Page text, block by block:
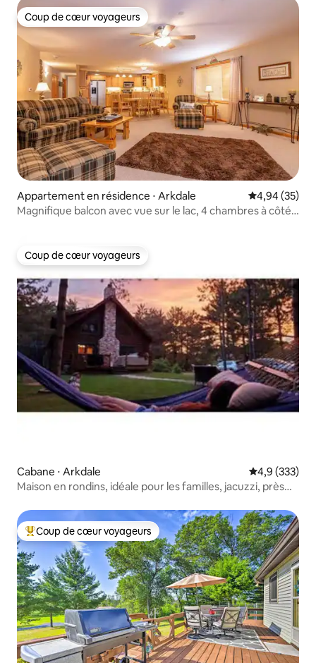
Coup de cœur voyageurs
Coup de cœur voyageurs
Appartement en résidence ⋅ Arkdale Évaluation
4,94 (35)
Magnifique balcon avec vue sur le lac, 4 chambres à côté
Coup de cœur voyageurs
Coup de cœur voyageurs
Cabane ⋅ Arkdale Évaluation
4,9 (333)
Maison en rondins, idéale pour les familles, jacuzzi, près
Coups de cœur voyageurs les plus appréciés
Coup de cœur voyageurs